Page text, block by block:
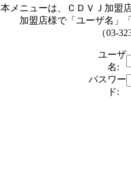
本メニューは、ＣＤＶＪ加盟
加盟店様で「ユーザ名」
（03-
ユーザ
名:
パスワー
ド: